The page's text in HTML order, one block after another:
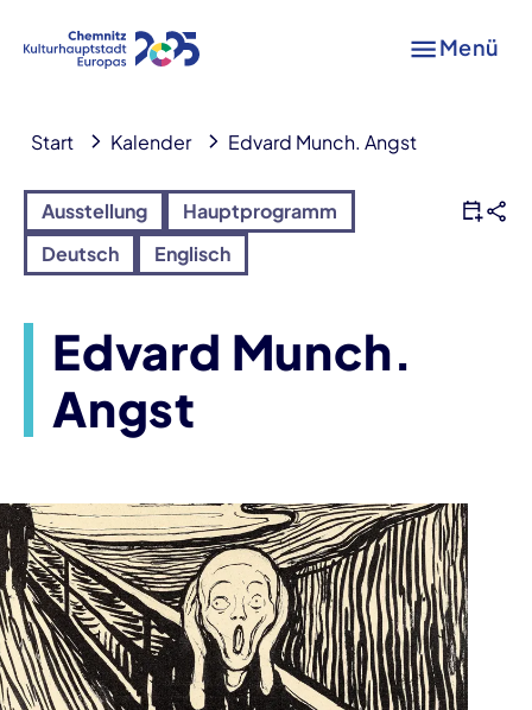
Menü
Start Kalender Edvard Munch. Angst
Ausstellung
Hauptprogramm
Deutsch
Englisch
Edvard Munch.
Angst